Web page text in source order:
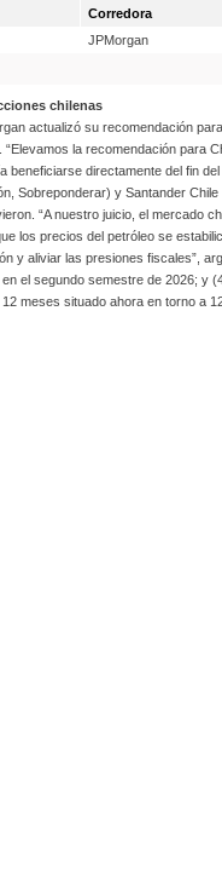
Corredora
JPMorgan
chilenas
actualizó su recomendación
la recomendación
directamente del fin
Sobreponderar) y Santander
“A nuestro juicio, el mercado
los precios del petróleo se
y aliviar las presiones fiscales”,
el segundo semestre de 2026;
meses situado ahora en torno a